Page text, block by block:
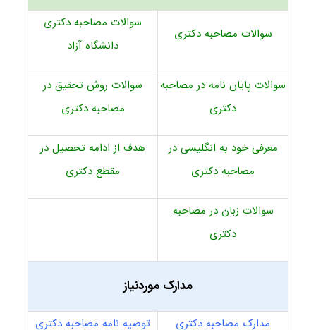
سوالات مصاحبه دکتری
سوالات مصاحبه دکتری
دانشگاه آزاد
سوالات پایان نامه در مصاحبه
دکتری
سوالات روش تحقیق در
مصاحبه دکتری
معرفی خود به انگلیسی در
مصاحبه دکتری
هدف از ادامه تحصیل در
مقطع دکتری
سوالات زبان در مصاحبه
دکتری
مدارک موردنیاز
مدارک مصاحبه دکتری توصیه نامه مصاحبه دکتری